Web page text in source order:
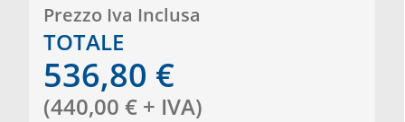
Prezzo Iva Inclusa
TOTALE
536,80 €
(440,00 € + IVA)